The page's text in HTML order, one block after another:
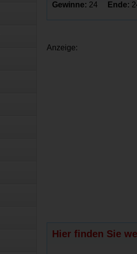
Gewinne: 24 Ende:
Anzeige:
Hier finden Sie